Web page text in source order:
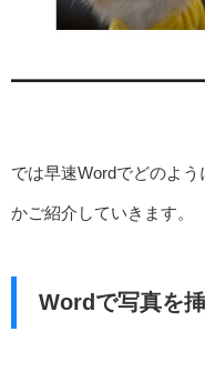
では早速Wordでどのよ
かご紹介していきます。
Wordで写真を